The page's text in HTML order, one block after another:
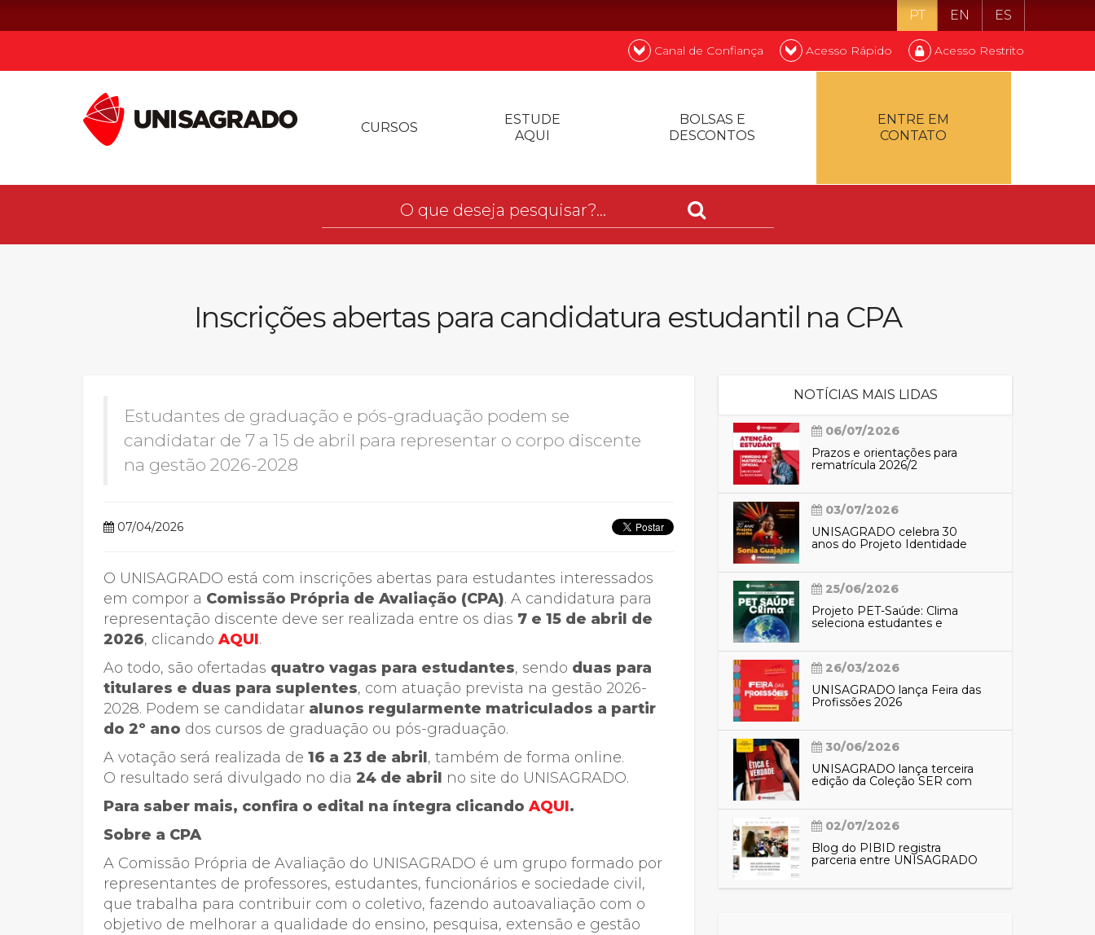
Graduação
2ª Graduação
Desconto de pontualidade
Calendário acadêmico
Internacionalização
PT EN ES
Canal de Confiança Acesso Rápido Acesso Restrito
CURSOS
ESTUDE
AQUI
BOLSAS E
DESCONTOS
ENTRE EM
CONTATO
Inscrições abertas para candidatura estudantil na CPA
Estudantes de graduação e pós-graduação podem se
candidatar de 7 a 15 de abril para representar o corpo discente
na gestão 2026-2028
07/04/2026
O UNISAGRADO está com inscrições abertas para estudantes interessados
em compor a Comissão Própria de Avaliação (CPA). A candidatura para
representação discente deve ser realizada entre os dias 7 e 15 de abril de
2026, clicando AQUI.
Ao todo, são ofertadas quatro vagas para estudantes, sendo duas para
titulares e duas para suplentes, com atuação prevista na gestão 2026-
2028. Podem se candidatar alunos regularmente matriculados a partir
do 2º ano dos cursos de graduação ou pós-graduação.
A votação será realizada de 16 a 23 de abril, também de forma online.
O resultado será divulgado no dia 24 de abril no site do UNISAGRADO.
Para saber mais, confira o edital na íntegra clicando AQUI.
Sobre a CPA
A Comissão Própria de Avaliação do UNISAGRADO é um grupo formado por
representantes de professores, estudantes, funcionários e sociedade civil,
que trabalha para contribuir com o coletivo, fazendo autoavaliação com o
objetivo de melhorar a qualidade do ensino, pesquisa, extensão e gestão
NOTÍCIAS MAIS LIDAS
06/07/2026
Prazos e orientações para
rematrícula 2026/2
03/07/2026
UNISAGRADO celebra 30
anos do Projeto Identidade
Sônia Guajajara
25/06/2026
Projeto PET-Saúde: Clima
seleciona estudantes e
do SUS contra eventos
climáticos extremos
26/03/2026
UNISAGRADO lança Feira das
Profissões 2026
30/06/2026
UNISAGRADO lança terceira
edição da Coleção SER com
verdade
02/07/2026
Blog do PIBID registra
parceria entre UNISAGRADO
aproxima comunidade das